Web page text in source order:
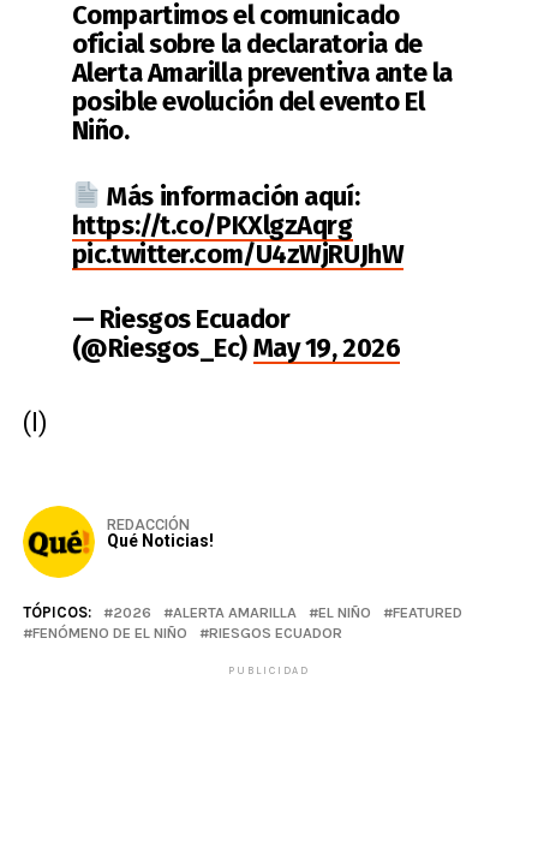
Compartimos el comunicado
oficial sobre la declaratoria de
Alerta Amarilla preventiva ante la
posible evolución del evento El
Niño.
Más información aquí:
https://t.co/PKXlgzAqrg
pic.twitter.com/U4zWjRUJhW
— Riesgos Ecuador
(@Riesgos_Ec)May 19, 2026
(I)
REDACCIÓN
Qué Noticias!
TÓPICOS: 2026 ALERTA AMARILLA EL NIÑO
FEATURED
FENÓMENO DE EL NIÑO
RIESGOS ECUADOR
PUBLICIDAD